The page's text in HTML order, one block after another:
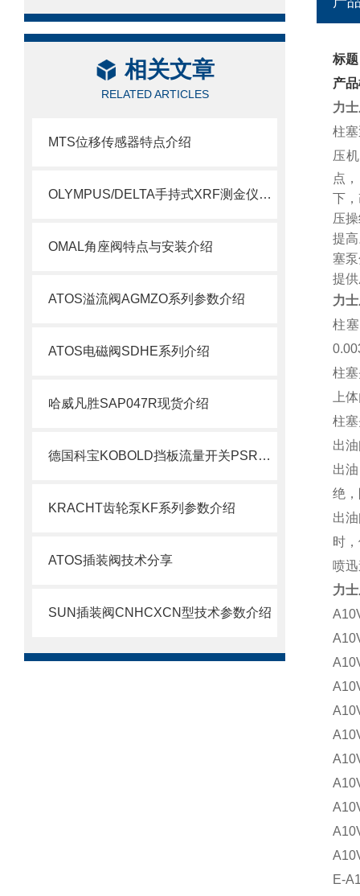
相关文章
RELATED ARTICLES
MTS位移传感器特点介绍
OLYMPUS/DELTA手持式XRF测金仪资料及特点？
OMAL角座阀特点与安装介绍
ATOS溢流阀AGMZO系列参数介绍
ATOS电磁阀SDHE系列介绍
哈威凡胜SAP047R现货介绍
德国科宝KOBOLD挡板流量开关PSR系列使用及优势
KRACHT齿轮泵KF系列参数介绍
ATOS插装阀技术分享
SUN插装阀CNHCXCN型技术参数介绍
标
产
力
柱
压
点
下
压
提
塞
提
力
柱
柱
上
柱
出
出
绝
出
时
喷
力
E-